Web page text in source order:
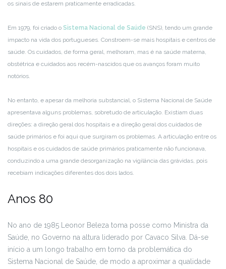
os sinais de estarem praticamente erradicadas.
Em 1979, foi criado o Sistema Nacional de Saúde (SNS), tendo um grande
impacto na vida dos portugueses. Constroem-se mais hospitais e centros de
saúde. Os cuidados, de forma geral, melhoram, mas é na saúde materna,
obstétrica e cuidados aos recém-nascidos que os avanços foram muito
notórios.
No entanto, e apesar da melhoria substancial, o Sistema Nacional de Saúde
apresentava alguns problemas, sobretudo de articulação. Existiam duas
direções: a direção geral dos hospitais e a direção geral dos cuidados de
saúde primários e foi aqui que surgiram os problemas. A articulação entre os
hospitais e os cuidados de saúde primários praticamente não funcionava,
conduzindo a uma grande desorganização na vigilância das grávidas, pois
recebiam indicações diferentes dos dois lados.
Anos 80
No ano de 1985 Leonor Beleza toma posse como Ministra da
Saúde, no Governo na altura liderado por Cavaco Silva. Dá-se
início a um longo trabalho em torno da problemática do
Sistema Nacional de Saúde, de modo a aproximar a qualidade